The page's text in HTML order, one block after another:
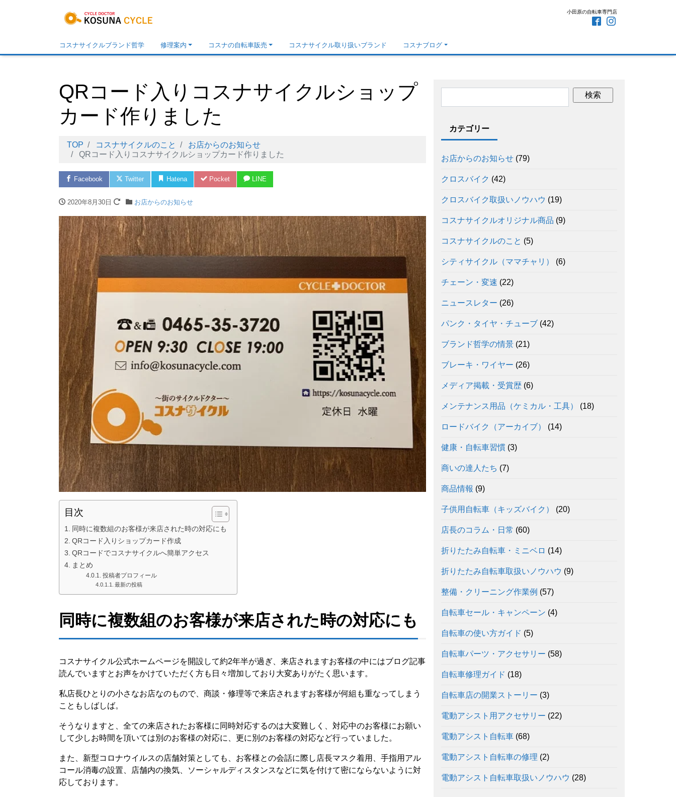
小田原の自転車専門店
コスナサイクルブランド哲学 修理案内 コスナの自転車販売 コスナサイクル取り扱いブランド コスナブログ
QRコード入りコスナサイクルショップ
カード作りました
TOP コスナサイクルのこと
お店からのお知らせ
QRコード入りコスナサイクルショップカード作りました
Facebook Twitter Hatena Pocket LINE
2020年8月30日 お店からのお知らせ
目次
同時に複数組のお客様が来店された時の対応にも
QRコード入りショップカード作成
QRコードでコスナサイクルへ簡単アクセス
まとめ
投稿者プロフィール
最新の投稿
同時に複数組のお客様が来店された時の対応にも
コスナサイクル公式ホームページを開設して約2年半が過ぎ、来店されますお客様の中にはブログ記事
読んでいますとお声をかけていただく方も日々増加しており大変ありがたく思います。
私店長ひとりの小さなお店なのもので、商談・修理等で来店されますお客様が何組も重なってしまう
こともしばしば。
そうなりますと、全ての来店されたお客様に同時対応するのは大変難しく、対応中のお客様にお願い
して少しお時間を頂いては別のお客様の対応に、更に別のお客様の対応など行っていました。
また、新型コロナウイルスの店舗対策としても、お客様との会話に際し店長マスク着用、手指用アル
コール消毒の設置、店舗内の換気、ソーシャルディスタンスなどに気を付けて密にならないように対
応しております。
カテゴリー
お店からのお知らせ (79)
クロスバイク (42)
クロスバイク取扱いノウハウ (19)
コスナサイクルオリジナル商品 (9)
コスナサイクルのこと (5)
シティサイクル（ママチャリ） (6)
チェーン・変速 (22)
ニュースレター (26)
パンク・タイヤ・チューブ (42)
ブランド哲学の情景 (21)
ブレーキ・ワイヤー (26)
メディア掲載・受賞歴 (6)
メンテナンス用品（ケミカル・工具） (18)
ロードバイク（アーカイブ） (14)
健康・自転車習慣 (3)
商いの達人たち (7)
商品情報 (9)
子供用自転車（キッズバイク） (20)
店長のコラム・日常 (60)
折りたたみ自転車・ミニベロ (14)
折りたたみ自転車取扱いノウハウ (9)
整備・クリーニング作業例 (57)
自転車セール・キャンペーン (4)
自転車の使い方ガイド (5)
自転車パーツ・アクセサリー (58)
自転車修理ガイド (18)
自転車店の開業ストーリー (3)
電動アシスト用アクセサリー (22)
電動アシスト自転車 (68)
電動アシスト自転車の修理 (2)
電動アシスト自転車取扱いノウハウ (28)